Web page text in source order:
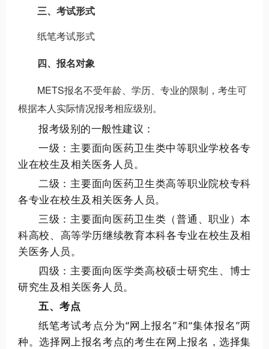
三、考试形式
纸笔考试形式
四、报名对象
METS报名不受年龄、学历、专业的限制，考生可
根据本人实际情况报考相应级别。
报考级别的一般性建议：
一级：主要面向医药卫生类中等职业学校各专
业在校生及相关医务人员。
二级：主要面向医药卫生类高等职业院校专科
各专业在校生及相关医务人员。
三级：主要面向医药卫生类（普通、职业）本
科高校、高等学历继续教育本科各专业在校生及相
关医务人员。
四级：主要面向医学类高校硕士研究生、博士
研究生及相关医务人员。
五、考点
纸笔考试考点分为“网上报名”和“集体报名”两
种。选择网上报名考点的考生在网上报名，选择集